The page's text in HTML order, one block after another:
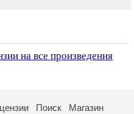
на все произведения
Поиск
Магазин